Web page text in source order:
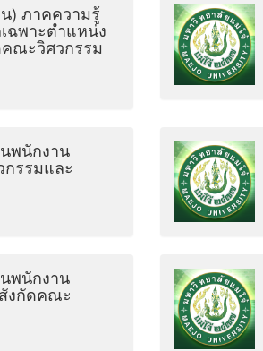
) ภาคความรู้
ฉพาะตำแหน่ง
ณะวิศวกรรม
พนักงาน
รรมและ
พนักงาน
งกัดคณะ